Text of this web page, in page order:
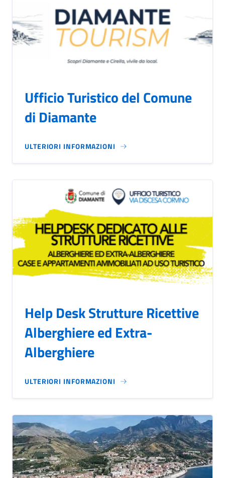
Ufficio Turistico del Comune
di Diamante
ULTERIORI INFORMAZIONI
Help Desk Strutture Ricettive
Alberghiere ed Extra-
Alberghiere
ULTERIORI INFORMAZIONI